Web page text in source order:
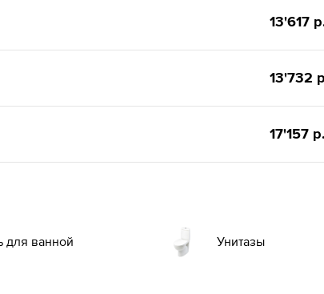
13'617
13'732
17'157
для ванной Унитазы